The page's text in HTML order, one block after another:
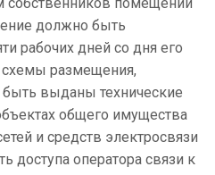
должно быть
рабочих дней со дня его
схемы размещения,
выданы технические
общего имущества
и средств электросвязи
доступа оператора связи к